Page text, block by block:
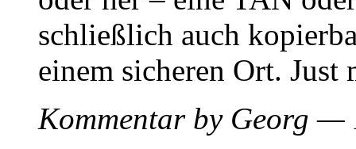
schließlich auch
einem sicheren Ort. Just
Kommentar by Georg